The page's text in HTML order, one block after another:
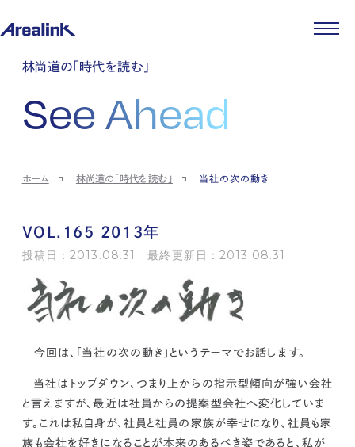
企業情報
企業理念
会社概要
コーポレートガバナンス
ストレージ事業
パートナー制度
土地権利整備事業
IR情報
IRカレンダー
IRポリシー
ストレージ室数実績
個人投資家の皆様へ
よくある質問・用語集
IRメール登録
ニュース
商品情報
先輩社員インタビュー
中途採用
kur
土地活用
サイト
エリアリンクグループ ジャパントランクル
カスタマーハラスメントポリ
シー
プライバシーポリシー
情報セキュリティ・DX方針及び戦略サイトマップ
©2025 AREALINK.
林尚道の「時代を読む」
See Ahead
ホーム 林尚道の「時代を読む」 当社の次の動き
VOL.165 2013年
投稿日：2013.08.31 最終更新日：2013.08.31
今回は、「当社の次の動き」というテーマでお話します。
当社はトップダウン、つまり上からの指示型傾向が強い会社
と言えますが、最近は社員からの提案型会社へ変化していま
す。 これは私自身が、 社員と社員の家族が幸せになり、社員も家
族も会社を好きになることが本来のあるべき姿であると、私が